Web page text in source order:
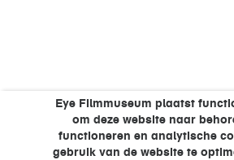
Eye Filmmuseum plaatst
om deze website naar
functioneren en analytische
gebruik van de website te